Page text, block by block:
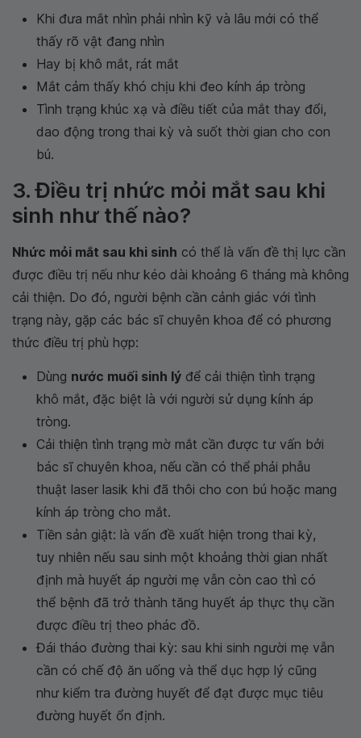
Khi đưa mắt nhìn phải nhìn kỹ và lâu mới có thể
thấy rõ vật đang nhìn
Hay bị khô mắt, rát mắt
Mắt cảm thấy khó chịu khi đeo kính áp tròng
Tình trạng khúc xạ và điều tiết của mắt thay đổi,
dao động trong thai kỳ và suốt thời gian cho con
bú.
3. Điều trị nhức mỏi mắt sau khi
sinh như thế nào?
Nhức mỏi mắt sau khi sinh có thể là vấn đề thị lực cần
được điều trị nếu như kéo dài khoảng 6 tháng mà không
cải thiện. Do đó, người bệnh cần cảnh giác với tình
trạng này, gặp các bác sĩ chuyên khoa để có phương
thức điều trị phù hợp:
Dùng nước muối sinh lý để cải thiện tình trạng
khô mắt, đặc biệt là với người sử dụng kính áp
tròng.
Cải thiện tình trạng mờ mắt cần được tư vấn bởi
bác sĩ chuyên khoa, nếu cần có thể phải phẫu
thuật laser lasik khi đã thôi cho con bú hoặc mang
kính áp tròng cho mắt.
Tiền sản giật: là vấn đề xuất hiện trong thai kỳ,
tuy nhiên nếu sau sinh một khoảng thời gian nhất
định mà huyết áp người mẹ vẫn còn cao thì có
thể bệnh đã trở thành tăng huyết áp thực thụ cần
được điều trị theo phác đồ.
Đái tháo đường thai kỳ: sau khi sinh người mẹ vẫn
cần có chế độ ăn uống và thể dục hợp lý cũng
như kiểm tra đường huyết để đạt được mục tiêu
đường huyết ổn định.